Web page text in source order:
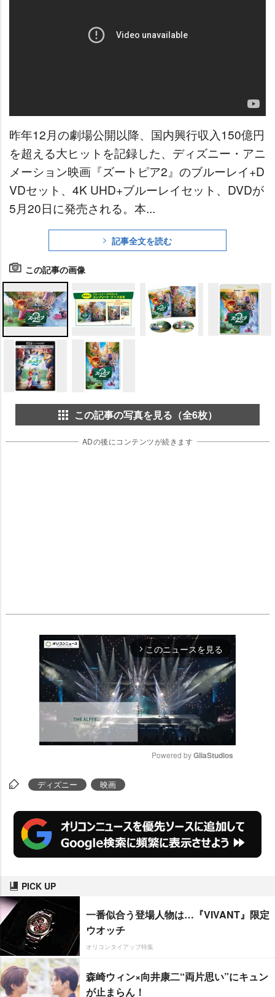
昨年12月の劇場公開以降、国内興行収入150億円
を超える大ヒットを記録した、ディズニー・アニ
メーション映画『ズートピア2』のブルーレイ+D
VDセット、4K UHD+ブルーレイセット、DVDが
5月20日に発売される。本...
記事全文を読む
この記事の画像
この記事の写真を見る（全6枚）
ADの後にコンテンツが続きます
arrow_forward_ios このニュースを見る
Powered by GliaStudios
ディズニー 映画
PICK UP
一番似合う登場人物は…『VIVANT』限定
ウオッチ
オリコンタイアップ特集
森崎ウィン×向井康二“両片思い”にキュン
が止まらん！